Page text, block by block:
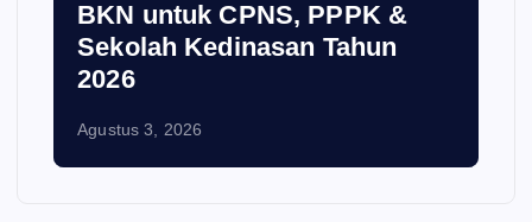
BKN untuk CPNS, PPPK &
Sekolah Kedinasan Tahun
2026
Agustus 3, 2026